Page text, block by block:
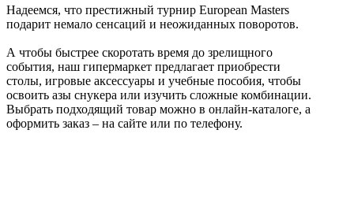
Надеемся, что престижный турнир European Masters
подарит немало сенсаций и неожиданных поворотов.
А чтобы быстрее скоротать время до зрелищного
события, наш гипермаркет предлагает приобрести
столы, игровые аксессуары и учебные пособия, чтобы
освоить азы снукера или изучить сложные комбинации.
Выбрать подходящий товар можно в онлайн-каталоге, а
оформить заказ – на сайте или по телефону.